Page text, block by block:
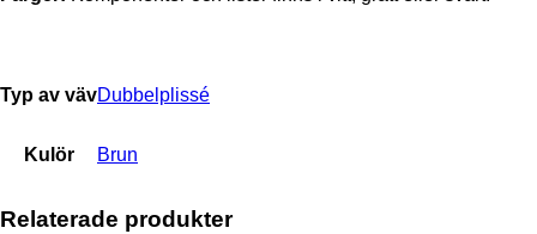
Typ av vävDubbelplissé
Kulör Brun
Relaterade produkter